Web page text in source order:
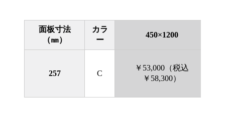
面板寸法
（㎜）
カラ
ー
450×1200
257 C
￥53,000（税込
￥58,300）